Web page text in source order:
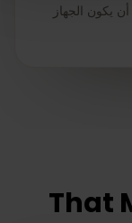
يكون الجهاز
That